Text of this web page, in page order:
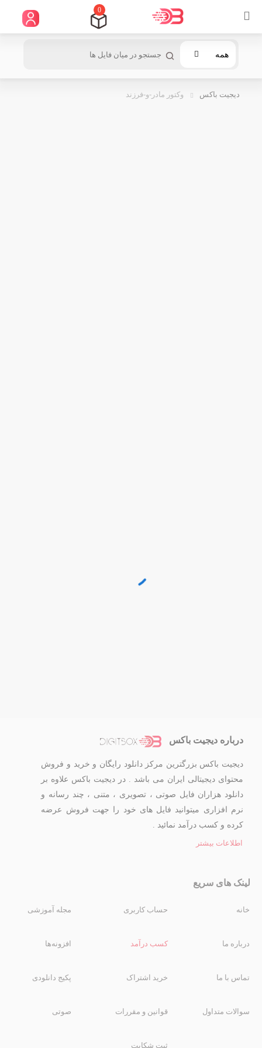
0
همه
دیجیت باکس وکتور مادر-و-فرزند
درباره دیجیت باکس
دیجیت باکس بزرگترین مرکز دانلود رایگان و خرید و فروش
محتوای دیجیتالی ایران می باشد . در دیجیت باکس علاوه بر
دانلود هزاران فایل صوتی ، تصویری ، متنی ، چند رسانه و
نرم افزاری میتوانید فایل های خود را جهت فروش عرضه
کرده و کسب درآمد نمائید .
اطلاعات بیشتر
لینک های سریع
خانه
درباره ما
تماس با ما
سوالات متداول
حساب کاربری
کسب درآمد
خرید اشتراک
قوانین و مقررات
ثبت شکایت
مجله آموزشی
افزونه‌ها
پکیج دانلودی
صوتی